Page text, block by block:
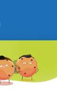
d'Activités